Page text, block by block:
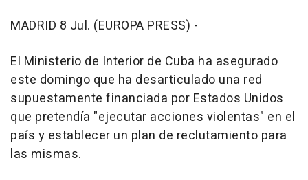
MADRID 8 Jul. (EUROPA PRESS) -
El Ministerio de Interior de Cuba ha asegurado
este domingo que ha desarticulado una red
supuestamente financiada por Estados Unidos
que pretendía "ejecutar acciones violentas" en el
país y establecer un plan de reclutamiento para
las mismas.